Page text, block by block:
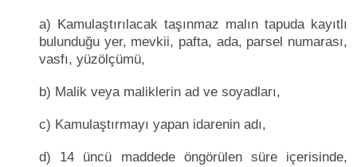
a) Kamulaştırılacak taşınmaz malın tapuda kayıtlı
bulunduğu yer, mevkii, pafta, ada, parsel numarası,
vasfı, yüzölçümü,
b) Malik veya maliklerin ad ve soyadları,
c) Kamulaştırmayı yapan idarenin adı,
d) 14 üncü maddede öngörülen süre içerisinde,